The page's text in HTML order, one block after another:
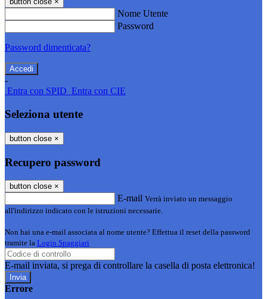
Nome Utente
Password
Password dimenticata?
-
Entra con SPID Entra con CIE
Seleziona utente
button close ×
Recupero password
button close ×
E-mail Verrà inviato un messaggio
all'indirizzo indicato con le istruzioni necessarie.
Non hai una e-mail associata al nome utente? Effettua il reset della password
tramite la Login Spaggiari
E-mail inviata, si prega di controllare la casella di posta elettronica!
Errore